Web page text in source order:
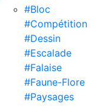
#Bloc
#Compétition
#Dessin
#Escalade
#Falaise
#Faune-Flore
#Paysages